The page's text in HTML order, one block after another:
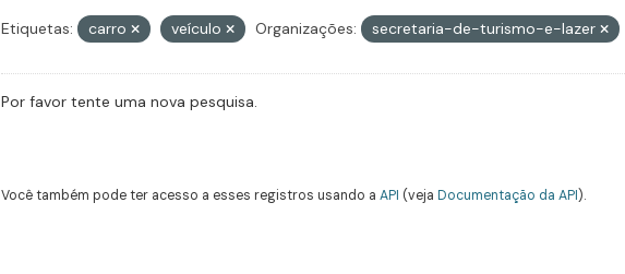
Etiquetas: carro veículo Organizações: secretaria-de-turismo-e-lazer
Por favor tente uma nova pesquisa.
Você também pode ter acesso a esses registros usando a API (veja Documentação da API).